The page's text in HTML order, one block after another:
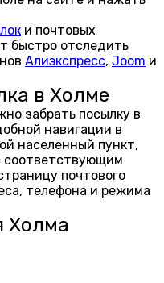
и почтовых
быстро отследить
Алиэкспресс, Joom и
в Холме
забрать посылку в
навигации в
населенный пункт,
соответствующим
почтового
телефона и режима
Холма